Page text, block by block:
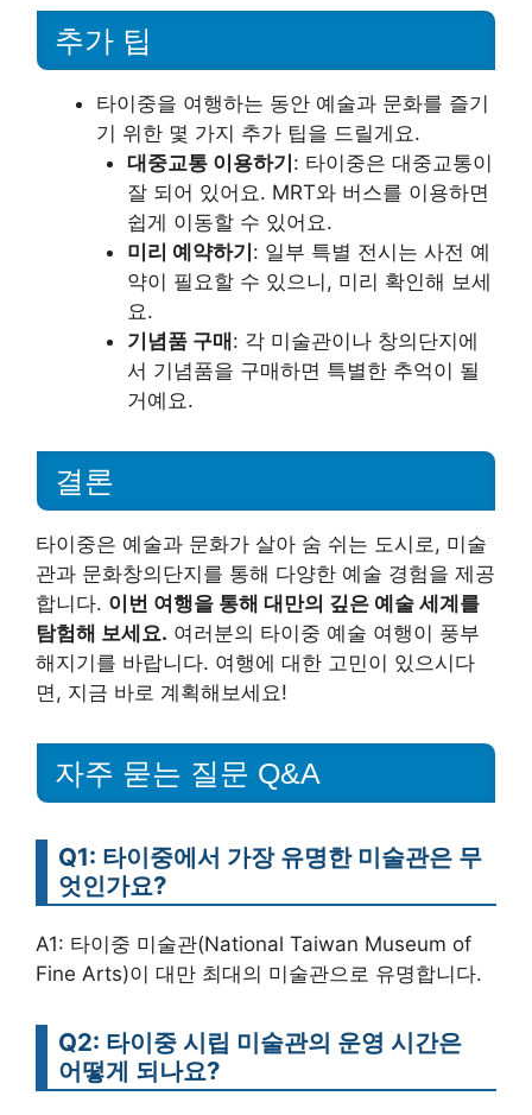
추가 팁
타이중을 여행하는 동안 예술과 문화를 즐기
기 위한 몇 가지 추가 팁을 드릴게요.
대중교통 이용하기 : 타이중은 대중교통이
잘 되어 있어요. MRT와 버스를 이용하면
쉽게 이동할 수 있어요.
미리 예약하기 : 일부 특별 전시는 사전 예
약이 필요할 수 있으니, 미리 확인해 보세
요.
기념품 구매 : 각 미술관이나 창의단지에
서 기념품을 구매하면 특별한 추억이 될
거예요.
결론
타이중은 예술과 문화가 살아 숨 쉬는 도시로, 미술
관과 문화창의단지를 통해 다양한 예술 경험을 제공
합니다. 이번 여행을 통해 대만의 깊은 예술 세계를
탐험해 보세요. 여러분의 타이중 예술 여행이 풍부
해지기를 바랍니다. 여행에 대한 고민이 있으시다
면, 지금 바로 계획해보세요!
자주 묻는 질문 Q&A
Q1: 타이중에서 가장 유명한 미술관은 무
엇인가요?
A1: 타이중 미술관(National Taiwan Museum of
Fine Arts)이 대만 최대의 미술관으로 유명합니다.
Q2: 타이중 시립 미술관의 운영 시간은
어떻게 되나요?